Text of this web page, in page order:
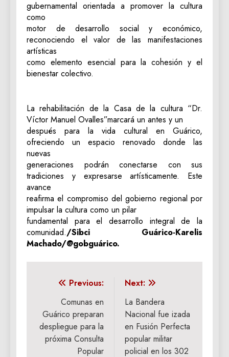
gubernamental orientada a promover la cultura
como
motor de desarrollo social y económico,
reconociendo el valor de las manifestaciones
artísticas
como elemento esencial para la cohesión y el
bienestar colectivo.
La rehabilitación de la Casa de la cultura “Dr.
Víctor Manuel Ovalles”marcará un antes y un
después para la vida cultural en Guárico,
ofreciendo un espacio renovado donde las
nuevas
generaciones podrán conectarse con sus
tradiciones y expresarse artísticamente. Este
avance
reafirma el compromiso del gobierno regional por
impulsar la cultura como un pilar
fundamental para el desarrollo integral de la
comunidad./Sibci Guárico-Karelis
Machado/@gobguárico.
Navegación
entradas
Previous:
Comunas en
Guárico preparan
despliegue para la
próxima Consulta
Popular
Next:
La Bandera
Nacional fue izada
en Fusión Perfecta
popular militar
policial en los 302